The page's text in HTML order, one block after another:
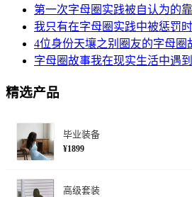
第一次字母圈实践被自认为的
我只有在字母圈实践中被惩罚
4位身份天壤之别圈友的字母圈
字母圈故事我在现实生活中遇
精选产品
毕业装备
¥1899
高级套装